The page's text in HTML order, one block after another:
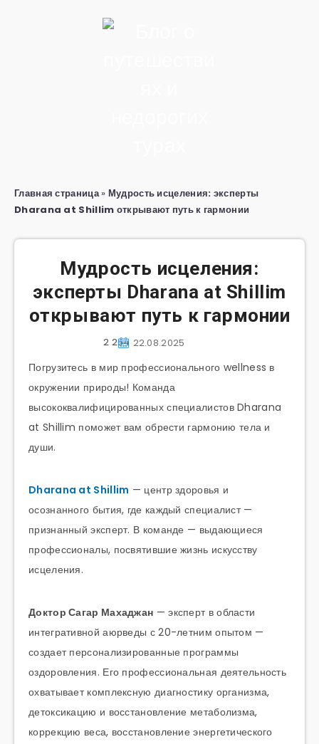
Главная страница» Мудрость исцеления: эксперты
Dharana at Shillim открывают путь к гармонии
Мудрость исцеления:
эксперты Dharana at Shillim
открывают путь к гармонии
22.08.2025
2 264
Погрузитесь в мир профессионального wellness в
окружении природы! Команда
высококвалифицированных специалистов Dharana
at Shillim поможет вам обрести гармонию тела и
души.
Dharana at Shillim — центр здоровья и
осознанного бытия, где каждый специалист —
признанный эксперт. В команде — выдающиеся
профессионалы, посвятившие жизнь искусству
исцеления.
Доктор Сагар Махаджан — эксперт в области
интегративной аюрведы с 20-летним опытом —
создает персонализированные программы
оздоровления. Его профессиональная деятельность
охватывает комплексную диагностику организма,
детоксикацию и восстановление метаболизма,
коррекцию веса, восстановление энергетического